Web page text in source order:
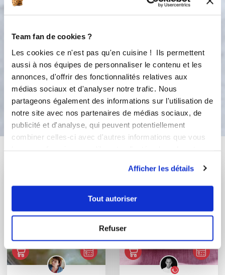
Team fan de cookies ?
Les cookies ce n'est pas qu'en cuisine ! Ils permettent
aussi à nos équipes de personnaliser le contenu et les
annonces, d'offrir des fonctionnalités relatives aux
médias sociaux et d'analyser notre trafic. Nous
partageons également des informations sur l'utilisation de
notre site avec nos partenaires de médias sociaux, de
publicité et d'analyse, qui peuvent potentiellement
combiner celles-ci avec d'autres informations que vous
Afficher les détails
Tout autoriser
Refuser
2
Bon appétit !